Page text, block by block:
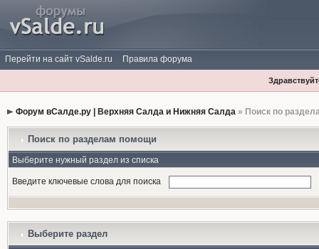
Перейти на сайт vSalde.ru Правила форума
Форум вСалде.ру | Верхняя Салда и Нижняя Салда» Поиск по
Поиск по разделам помощи
Выберите нужный раздел из списка
Введите ключевые слова для поиска
Выберите раздел